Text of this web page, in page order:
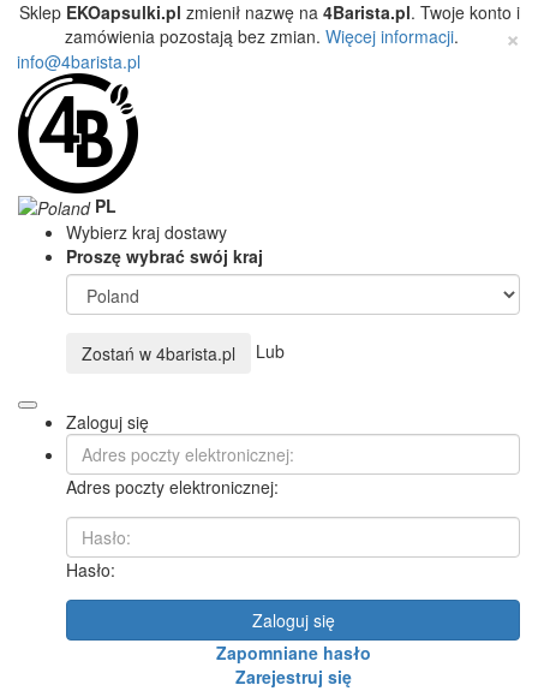
Sklep EKOapsulki.pl zmienił nazwę na 4Barista.pl. Twoje konto i
zamówienia pozostają bez zmian. Więcej informacji. ×
info@4barista.pl
PL
Wybierz kraj dostawy
Proszę wybrać swój kraj
Zostań w 4barista.pl Lub
Zaloguj się
Adres poczty elektronicznej:
Hasło:
Zaloguj się
Zapomniane hasło
Zarejestruj się